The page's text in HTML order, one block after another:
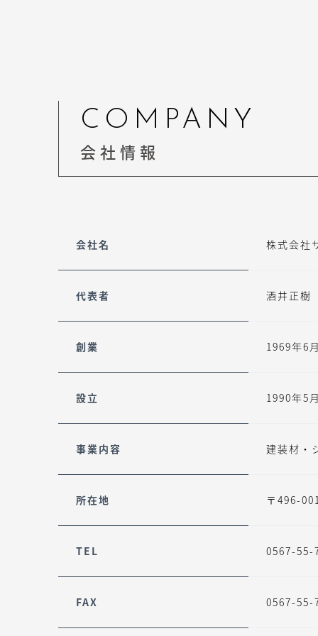
COMPANY
会社情報
会社名 株式会社
代表者 酒井正樹
創業 1969年6
設立 1990年5
事業内容 建装材・
所在地 〒496-
TEL 0567-55-
FAX 0567-55-